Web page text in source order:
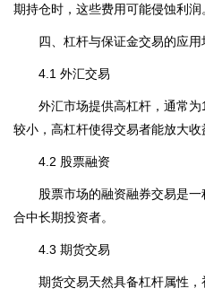
期持仓时，这些费用可能侵蚀利润
四、杠杆与保证金交易的应用
4.1 外汇交易
外汇市场提供高杠杆，通常
较小，高杠杆使得交易者能放大收
4.2 股票融资
股票市场的融资融券交易是
合中长期投资者。
4.3 期货交易
期货交易天然具备杠杆属性